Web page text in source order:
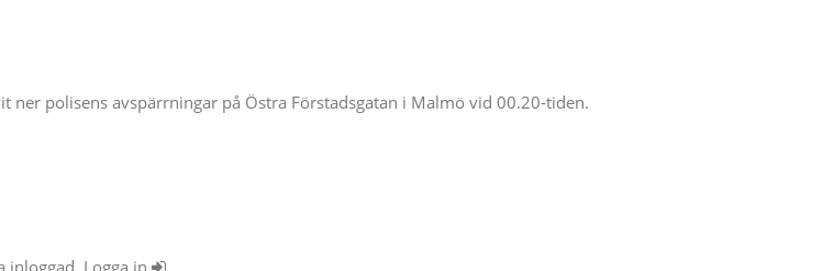
polisens avspärrningar på Östra Förstadsgatan i Malmö vid 00.20-tiden.